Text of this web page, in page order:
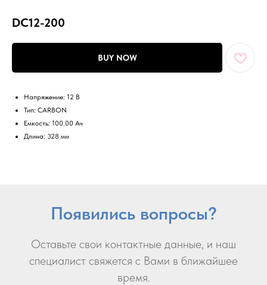
DC12-200
BUY NOW
Напряжение: 12 В
Тип: CARBON
Емкость: 100.00 Ач
Длина: 328 мм
Появились вопросы?
Оставьте свои контактные данные, и наш
специалист свяжется с Вами в ближайшее
время.